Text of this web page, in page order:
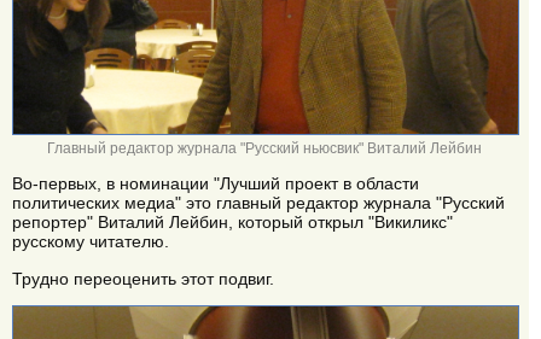
Главный редактор журнала "Русский ньюсвик" Виталий Лейбин
Во-первых, в номинации "Лучший проект в области
политических медиа" это главный редактор журнала "Русский
репортер" Виталий Лейбин, который открыл "Викиликс"
русскому читателю.
Трудно переоценить этот подвиг.